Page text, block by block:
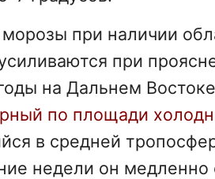
при наличии
при
на Дальнем
по площади
в средней
недели он